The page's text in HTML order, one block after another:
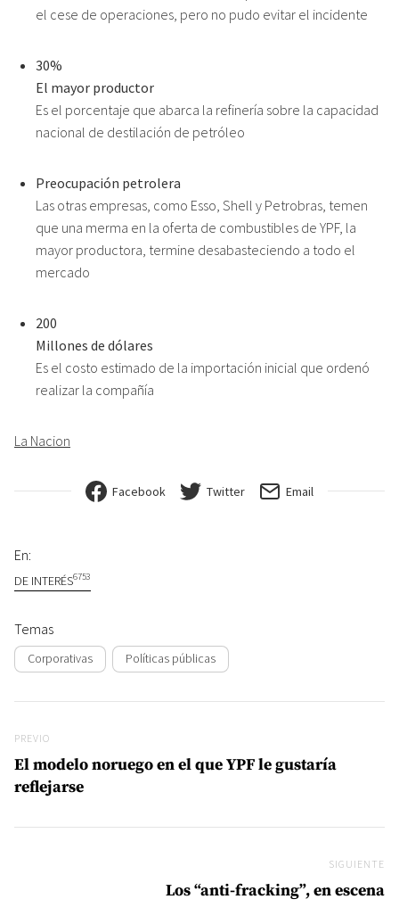
el cese de operaciones, pero no pudo evitar el incidente
30%
El mayor productor
Es el porcentaje que abarca la refinería sobre la capacidad
nacional de destilación de petróleo
Preocupación petrolera
Las otras empresas, como Esso, Shell y Petrobras, temen
que una merma en la oferta de combustibles de YPF, la
mayor productora, termine desabasteciendo a todo el
mercado
200
Millones de dólares
Es el costo estimado de la importación inicial que ordenó
realizar la compañía
La Nacion
Facebook Twitter Email
En:
DE INTERÉS6753
Temas
Corporativas Políticas públicas
Previo
PREVIO
El modelo noruego en el que YPF le gustaría
reflejarse
SIGUIENTE
Los “anti-fracking”, en escena